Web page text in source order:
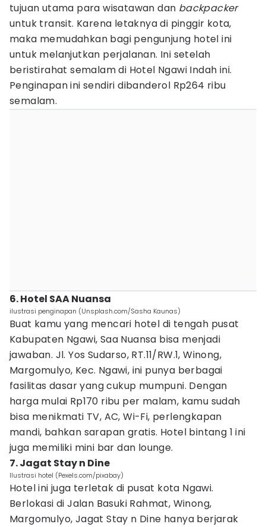
tujuan utama para wisatawan dan backpacker
untuk transit. Karena letaknya di pinggir kota,
maka memudahkan bagi pengunjung hotel ini
untuk melanjutkan perjalanan. Ini setelah
beristirahat semalam di Hotel Ngawi Indah ini.
Penginapan ini sendiri dibanderol Rp264 ribu
semalam.
6. Hotel SAA Nuansa
ilustrasi penginapan (Unsplash.com/Sasha Kaunas)
Buat kamu yang mencari hotel di tengah pusat
Kabupaten Ngawi, Saa Nuansa bisa menjadi
jawaban. Jl. Yos Sudarso, RT.11/RW.1, Winong,
Margomulyo, Kec. Ngawi, ini punya berbagai
fasilitas dasar yang cukup mumpuni. Dengan
harga mulai Rp170 ribu per malam, kamu sudah
bisa menikmati TV, AC, Wi-Fi, perlengkapan
mandi, bahkan sarapan gratis. Hotel bintang 1 ini
juga memiliki mini bar dan lounge.
7. Jagat Stay n Dine
Ilustrasi hotel (Pexels.com/pixabay)
Hotel ini juga terletak di pusat kota Ngawi.
Berlokasi di Jalan Basuki Rahmat, Winong,
Margomulyo, Jagat Stay n Dine hanya berjarak